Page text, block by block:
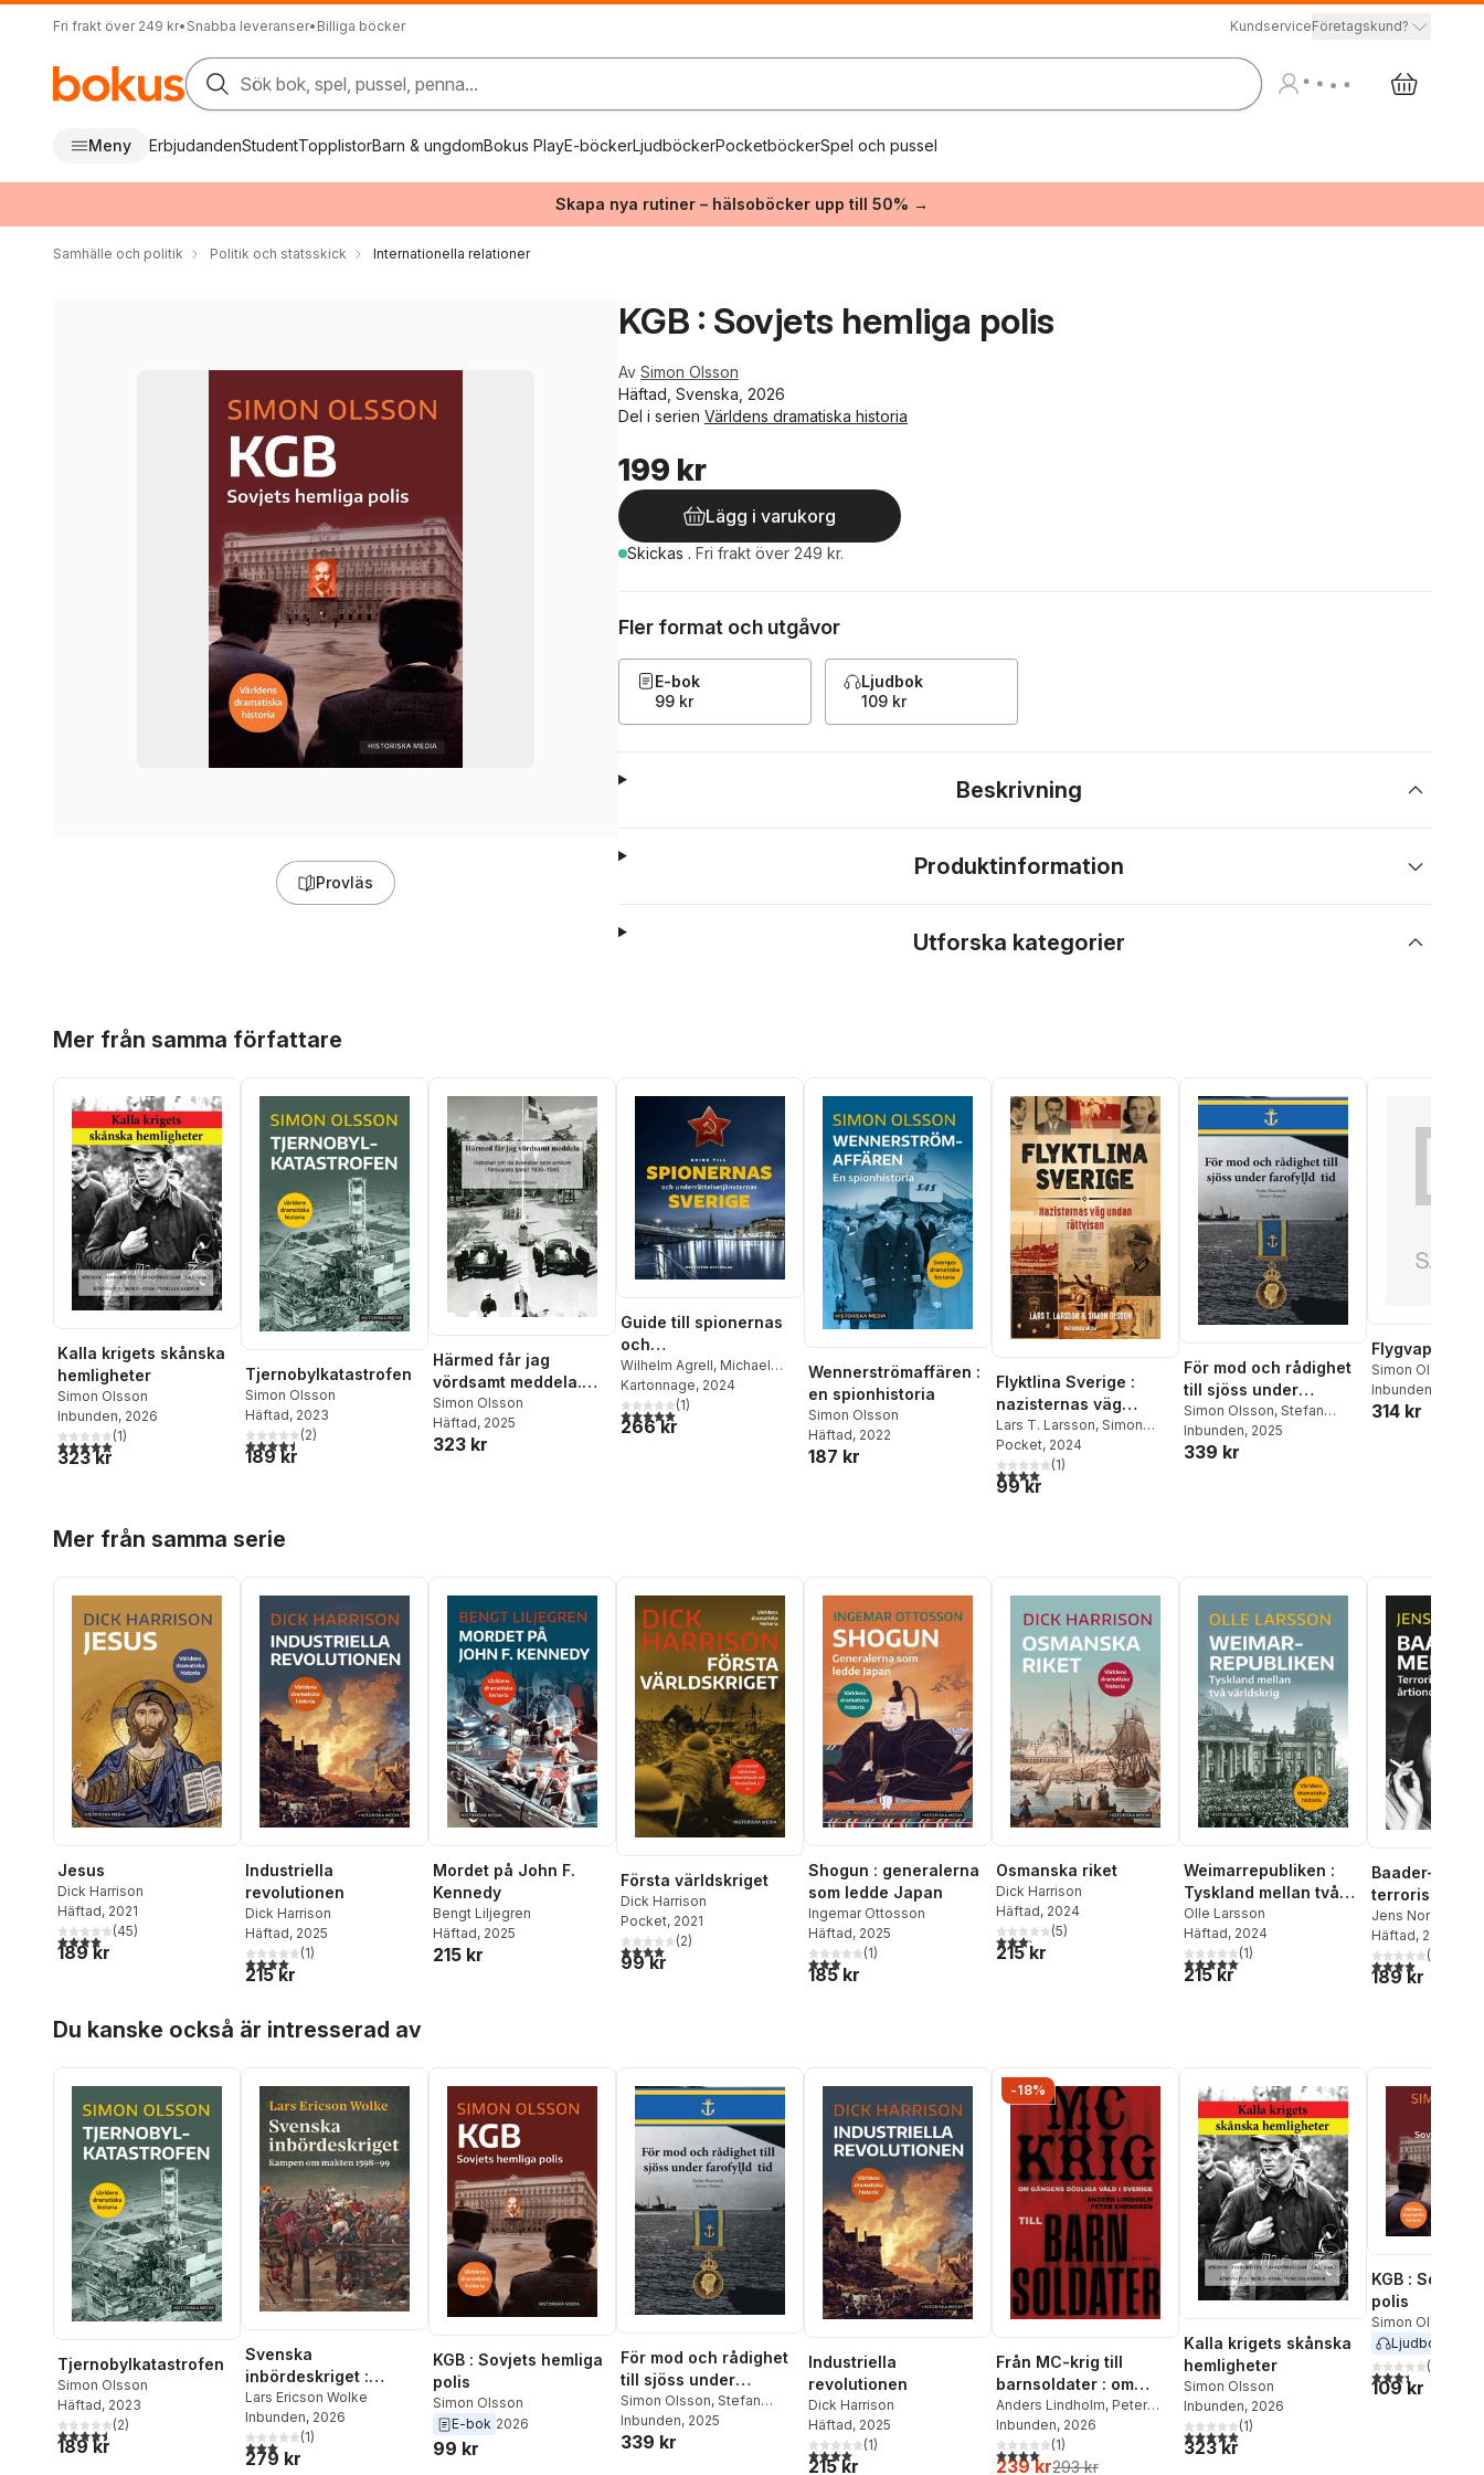
Fri frakt över 249 kr• Snabba leveranser• Billiga böcker KundserviceFöretagskund?
Sök bok, spel, pussel, penna...
Meny ErbjudandenStudentTopplistorBarn & ungdomBokus PlayE-böckerLjudböckerPocketböckerSpel och pussel
Skapa nya rutiner – hälsoböcker upp till 50% →
Samhälle och politik Politik och statsskick Internationella relationer
Provläs
KGB : Sovjets hemliga polis
Av Simon Olsson
Häftad, Svenska, 2026
Del i serien Världens dramatiska historia
199 kr
Lägg i varukorg
Skickas . Fri frakt över 249 kr.
Fler format och utgåvor
E-bok
99 kr
Ljudbok
109 kr
Beskrivning
Produktinformation
Utforska kategorier
Mer från samma författare
Kalla krigets skånska
hemligheter
Simon Olsson
Inbunden, 2026
5,0utav 5 stjärnor. Totalt antal röster:
(1)
323 kr
Tjernobylkatastrofen
Simon Olsson
Häftad, 2023
4,5utav 5 stjärnor. Totalt antal röster:
(2)
189 kr
Härmed får jag
vördsamt meddela.
Historien om de
svenskar som omkom i
försvarets tjänst
Simon Olsson
Häftad, 2025
323 kr
Guide till spionernas
och
underrättelsetjänstern
as Sverige
Wilhelm Agrell, Michael
Fredholm,Krister Hansén
Lars Korsell
Kristiansson
Kartonnage, 2024
5,0utav 5 stjärnor. Totalt antal röster:
(1)
266 kr
Wennerströmaffären :
en spionhistoria
Simon Olsson
Häftad, 2022
187 kr
Flyktlina Sverige :
nazisternas väg
undan rättvisan
Lars T. Larsson, Simon
Olsson
Pocket, 2024
4,0utav 5 stjärnor. Totalt antal röster:
(1)
99 kr
För mod och rådighet
till sjöss under
farofylld tid
Simon Olsson, Stefan
Haasmark
Inbunden, 2025
339 kr
Flygvapnets
Simon Olsson
Inbunden
314 kr
Mer från samma serie
Jesus
Dick Harrison
Häftad, 2021
4,0utav 5 stjärnor. Totalt antal röster:
(45)
189 kr
Industriella
revolutionen
Dick Harrison
Häftad, 2025
4,0utav 5 stjärnor. Totalt antal röster:
(1)
215 kr
Mordet på John F.
Kennedy
Bengt Liljegren
Häftad, 2025
215 kr
Första världskriget
Dick Harrison
Pocket, 2021
4,0utav 5 stjärnor. Totalt antal röster:
(2)
99 kr
Shogun : generalerna
som ledde Japan
Ingemar Ottosson
Häftad, 2025
3,0utav 5 stjärnor. Totalt antal röster:
(1)
185 kr
Osmanska riket
Dick Harrison
Häftad, 2024
3,2utav 5 stjärnor. Totalt antal röster:
(5)
215 kr
Weimarrepubliken :
Tyskland mellan två
världskrig
Olle Larsson
Häftad, 2024
5,0utav 5 stjärnor. Totalt antal röster:
(1)
215 kr
Baader-
terrorismens
Jens Nordqvist
Häftad, 2021
4,0utav 5(
189 kr
Du kanske också är intresserad av
Tjernobylkatastrofen
Simon Olsson
Häftad, 2023
4,5utav 5 stjärnor. Totalt antal röster:
(2)
189 kr
Svenska
inbördeskriget :
kampen om makten
1598-99
Lars Ericson Wolke
Inbunden, 2026
3,0utav 5 stjärnor. Totalt antal röster:
(1)
279 kr
KGB : Sovjets hemliga
polis
Simon Olsson
E-bok 2026
99 kr
För mod och rådighet
till sjöss under
farofylld tid
Simon Olsson, Stefan
Haasmark
Inbunden, 2025
339 kr
Industriella
revolutionen
Dick Harrison
Häftad, 2025
4,0utav 5 stjärnor. Totalt antal röster:
(1)
215 kr
-18%
Från MC-krig till
barnsoldater : om
gängens dödliga våld i
Sverige
Anders Lindholm, Peter
Ehrngren
Inbunden, 2026
4,0utav 5 stjärnor. Totalt antal röster:
(1)
239 kr293 kr
Kalla krigets skånska
hemligheter
Simon Olsson
Inbunden, 2026
5,0utav 5 stjärnor. Totalt antal röster:
(1)
323 kr
KGB : Sovjets
polis
Simon Olsson
Ljudbok
3,4utav 5(
109 kr